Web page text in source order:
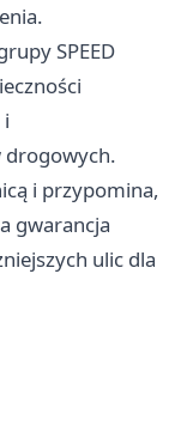
SPEED
i
drogowych.
i przypomina,
gwarancja
ulic dla